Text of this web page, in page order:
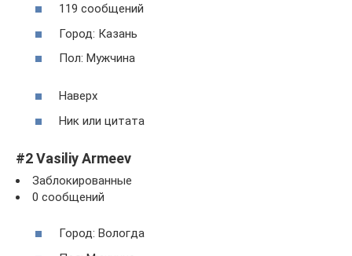
119 сообщений
Город: Казань
Пол: Мужчина
Наверх
Ник или цитата
#2 Vasiliy Armeev
Заблокированные
0 сообщений
Город: Вологда